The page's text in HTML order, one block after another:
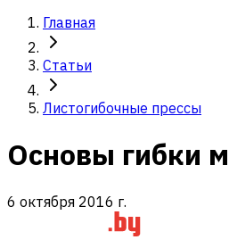
Главная
Статьи
Листогибочные прессы
Основы гибки
6 октября 2016 г.